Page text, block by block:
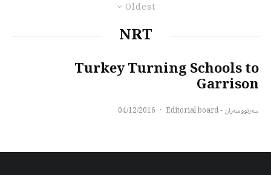
Oldest
NRT
Turkey Turning Schools to
Garrison
سەرنووسەران - Editorial board ·
04/12/2016